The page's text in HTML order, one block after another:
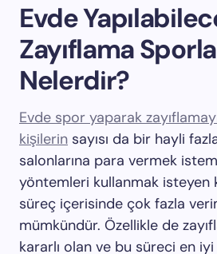
Evde
Zayıflama
Nelerdir?
Evde spor yaparak
kişilerin sayısı da bir hayli
salonlarına para vermek
yöntemleri kullanmak isteyen
süreç içerisinde çok fazla
mümkündür. Özellikle de
kararlı olan ve bu süreci en